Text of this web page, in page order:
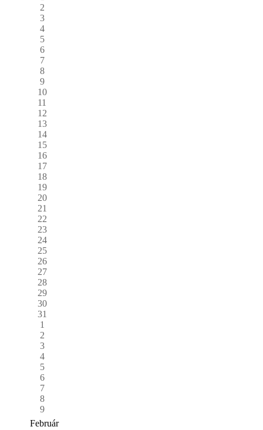
2
3
4
5
6
7
8
9
10
11
12
13
14
15
16
17
18
19
20
21
22
23
24
25
26
27
28
29
30
31
1
2
3
4
5
6
7
8
9
Február